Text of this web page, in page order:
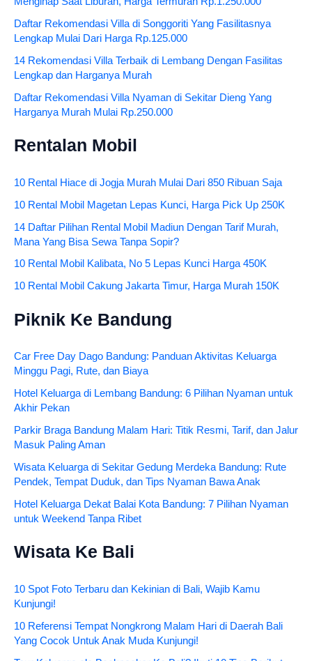
Daftar Rekomendasi Villa di Songgoriti Yang Fasilitasnya
Lengkap Mulai Dari Harga Rp.125.000
14 Rekomendasi Villa Terbaik di Lembang Dengan Fasilitas
Lengkap dan Harganya Murah
Daftar Rekomendasi Villa Nyaman di Sekitar Dieng Yang
Harganya Murah Mulai Rp.250.000
Rentalan Mobil
10 Rental Hiace di Jogja Murah Mulai Dari 850 Ribuan Saja
10 Rental Mobil Magetan Lepas Kunci, Harga Pick Up 250K
14 Daftar Pilihan Rental Mobil Madiun Dengan Tarif Murah,
Mana Yang Bisa Sewa Tanpa Sopir?
10 Rental Mobil Kalibata, No 5 Lepas Kunci Harga 450K
10 Rental Mobil Cakung Jakarta Timur, Harga Murah 150K
Piknik Ke Bandung
Car Free Day Dago Bandung: Panduan Aktivitas Keluarga
Minggu Pagi, Rute, dan Biaya
Hotel Keluarga di Lembang Bandung: 6 Pilihan Nyaman untuk
Akhir Pekan
Parkir Braga Bandung Malam Hari: Titik Resmi, Tarif, dan Jalur
Masuk Paling Aman
Wisata Keluarga di Sekitar Gedung Merdeka Bandung: Rute
Pendek, Tempat Duduk, dan Tips Nyaman Bawa Anak
Hotel Keluarga Dekat Balai Kota Bandung: 7 Pilihan Nyaman
untuk Weekend Tanpa Ribet
Wisata Ke Bali
10 Spot Foto Terbaru dan Kekinian di Bali, Wajib Kamu
Kunjungi!
10 Referensi Tempat Nongkrong Malam Hari di Daerah Bali
Yang Cocok Untuk Anak Muda Kunjungi!